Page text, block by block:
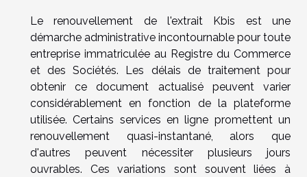
Le renouvellement de l'extrait Kbis est une
démarche administrative incontournable pour toute
entreprise immatriculée au Registre du Commerce
et des Sociétés. Les délais de traitement pour
obtenir ce document actualisé peuvent varier
considérablement en fonction de la plateforme
utilisée. Certains services en ligne promettent un
renouvellement quasi-instantané, alors que
d'autres peuvent nécessiter plusieurs jours
ouvrables. Ces variations sont souvent liées à